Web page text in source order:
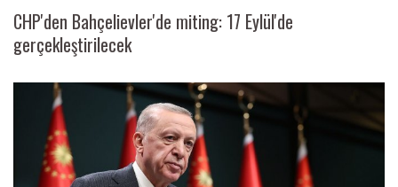
CHP'den Bahçelievler'de miting: 17 Eylül'de
gerçekleştirilecek